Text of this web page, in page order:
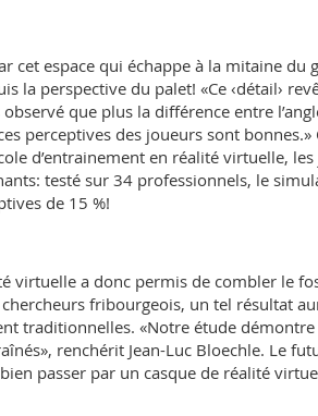
cet espace qui échappe à la mitaine du
la perspective du palet! «Ce ‹détail›
que plus la différence entre
perceptives des joueurs sont bonnes.»
d’entrainement en réalité virtuelle,
testé sur 34 professionnels, le
de 15 %!
virtuelle a donc permis de combler le
chercheurs fribourgeois, un tel résultat
traditionnelles. «Notre étude
renchérit Jean-Luc Bloechle. Le
passer par un casque de réalité